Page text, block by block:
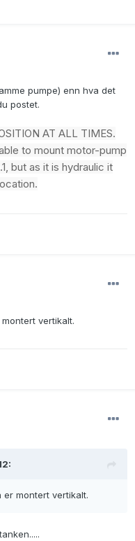
pumpe) enn hva det
postet.
AT ALL TIMES.
to mount motor-pump
but as it is hydraulic it
vertikalt.
er montert vertikalt.